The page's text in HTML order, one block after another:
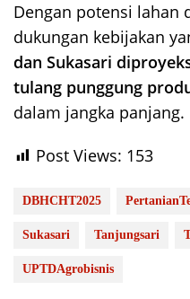
Dengan potensi lahan
dukungan kebijakan
dan Sukasari
tulang punggung
dalam jangka panjang.
Post Views: 153
DBHCHT2025
Sukasari Tanjungsari
UPTDAgrobisnis